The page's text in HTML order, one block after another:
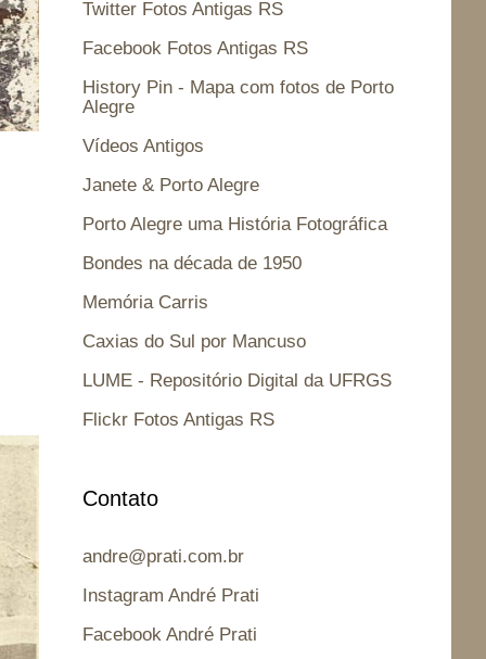
Twitter Fotos Antigas RS
Facebook Fotos Antigas RS
History Pin - Mapa com fotos de Porto
Alegre
Vídeos Antigos
Janete & Porto Alegre
Porto Alegre uma História Fotográfica
Bondes na década de 1950
Memória Carris
Caxias do Sul por Mancuso
LUME - Repositório Digital da UFRGS
Flickr Fotos Antigas RS
Contato
andre@prati.com.br
Instagram André Prati
Facebook André Prati